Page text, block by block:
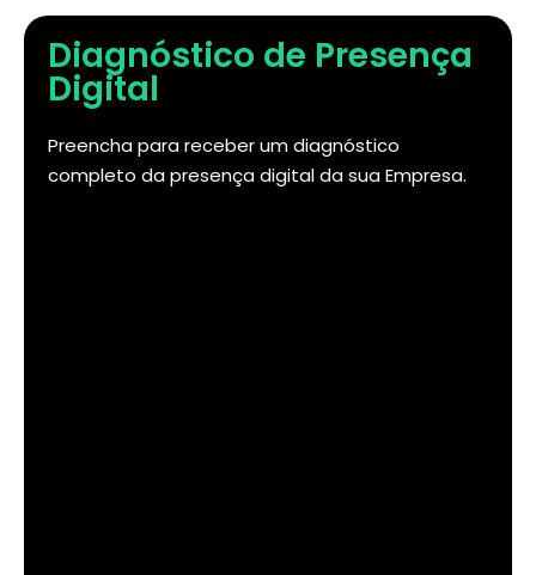
Diagnóstico de Presença
Digital
Preencha para receber um diagnóstico
completo da presença digital da sua Empresa.